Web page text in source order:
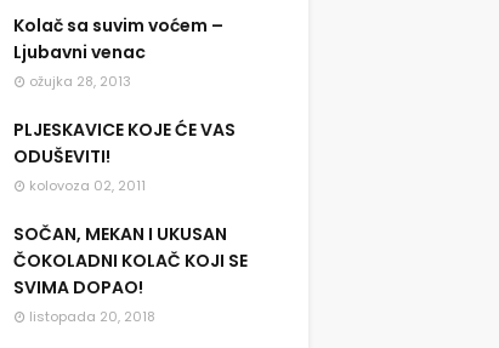
Kolač sa suvim voćem –
Ljubavni venac
ožujka 28, 2013
PLJESKAVICE KOJE ĆE VAS
ODUŠEVITI!
kolovoza 02, 2011
SOČAN, MEKAN I UKUSAN
ČOKOLADNI KOLAČ KOJI SE
SVIMA DOPAO!
listopada 20, 2018